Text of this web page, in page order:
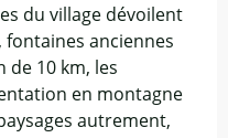
du village dévoilent
anciennes
de 10 km, les
en montagne
autrement,